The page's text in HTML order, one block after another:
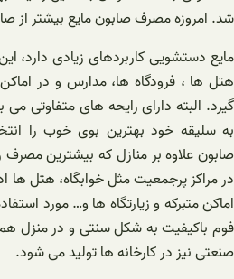
شد. امروزه مصرف صابون مایع بیشتر از
مایع دستشویی کاربردهای زیادی دارد،
هتل ها ، فرودگاه ها، مدارس و در
گیرد. البته دارای رایحه های متفاوتی
به سلیقه خود بهترین بوی خوب را
صابون علاوه بر منازل که بیشترین
در مراکز پرجمعیت مثل خوابگاه، هتل
اماکن متبرکه و زیارتگاه ها و… مورد
فوم باکیفیت به شکل سنتی و در منزل
صنعتی نیز در کارخانه ها تولید می شود.